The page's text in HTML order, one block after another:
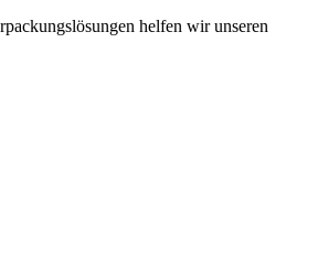
helfen wir unseren